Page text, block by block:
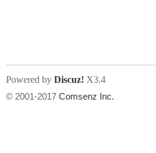
Powered by Discuz! X3.4
© 2001-2017 Comsenz Inc.